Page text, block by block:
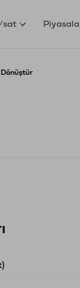
sat